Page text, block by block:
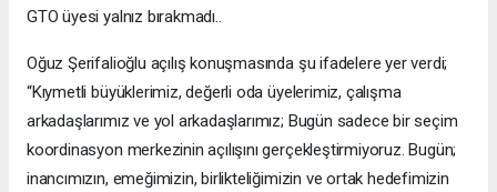
GTO üyesi yalnız bırakmadı..
Oğuz Şerifalioğlu açılış konuşmasında şu ifadelere yer verdi;
“Kıymetli büyüklerimiz, değerli oda üyelerimiz, çalışma
arkadaşlarımız ve yol arkadaşlarımız; Bugün sadece bir seçim
koordinasyon merkezinin açılışını gerçekleştirmiyoruz. Bugün;
inancımızın, emeğimizin, birlikteliğimizin ve ortak hedefimizin